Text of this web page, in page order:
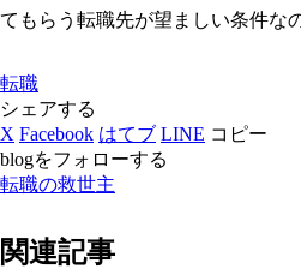
てもらう転職先が望ましい条件な
転職
シェアする
X Facebook はてブ LINE コピー
blogをフォローする
転職の救世主
関連記事